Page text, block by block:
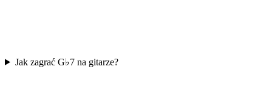
Jak zagrać G♭7 na gitarze?